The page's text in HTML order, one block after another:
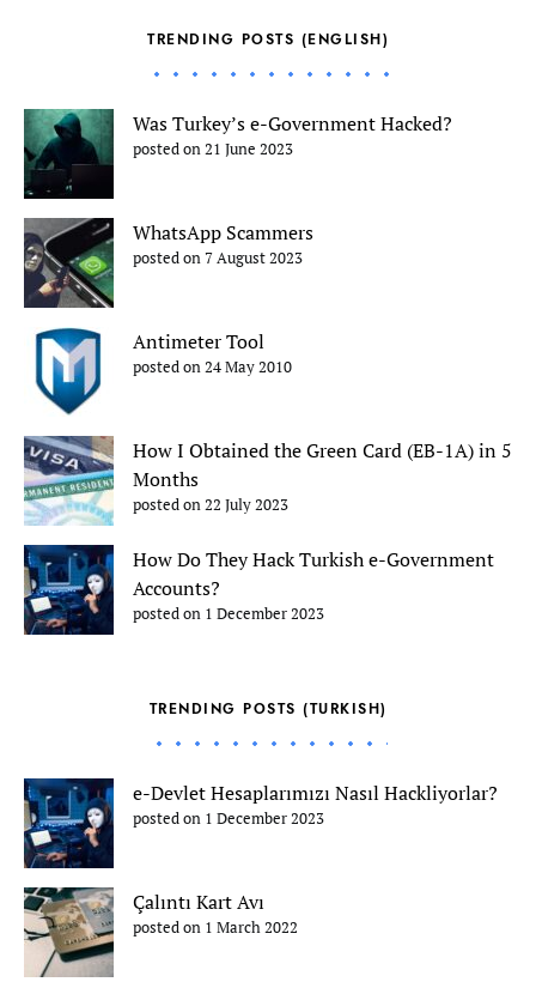
TRENDING POSTS (ENGLISH)
Was Turkey’s e-Government Hacked?
posted on 21 June 2023
WhatsApp Scammers
posted on 7 August 2023
Antimeter Tool
posted on 24 May 2010
How I Obtained the Green Card (EB-1A) in 5
Months
posted on 22 July 2023
How Do They Hack Turkish e-Government
Accounts?
posted on 1 December 2023
TRENDING POSTS (TURKISH)
e-Devlet Hesaplarımızı Nasıl Hackliyorlar?
posted on 1 December 2023
Çalıntı Kart Avı
posted on 1 March 2022